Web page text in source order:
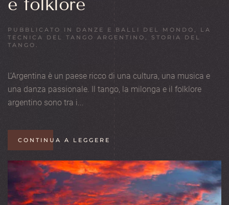
e folklore
PUBBLICATO IN DANZE E BALLI DEL MONDO , LA
TECNICA DEL TANGO ARGENTINO , STORIA DEL
TANGO .
L’Argentina è un paese ricco di una cultura, una musica e
una danza passionale. Il tango, la milonga e il folklore
argentino sono tra i...
CONTINUA A LEGGERE